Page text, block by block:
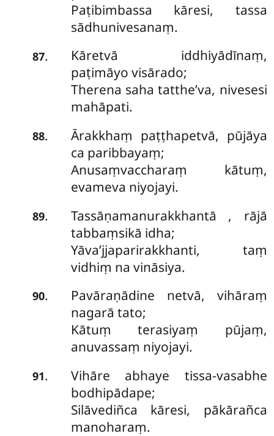
Paṭibimbassa kāresi, tassa
sādhunivesanaṃ.
87.
Kāretvā iddhiyādīnaṃ,
paṭimāyo visārado;
Therena saha tatthe’va, nivesesi
mahāpati.
88.
Ārakkhaṃ paṭṭhapetvā, pūjāya
ca paribbayaṃ;
Anusaṃvaccharaṃ kātuṃ,
evameva niyojayi.
89. Tassāṇamanurakkhantā , rājā
tabbaṃsikā idha;
Yāva’jjaparirakkhanti, taṃ
vidhiṃ na vināsiya.
90.
Pavāraṇādine netvā, vihāraṃ
nagarā tato;
Kātuṃ terasiyaṃ pūjaṃ,
anuvassaṃ niyojayi.
91.
Vihāre abhaye tissa-vasabhe
bodhipādape;
Silāvediñca kāresi, pākārañca
manoharaṃ.